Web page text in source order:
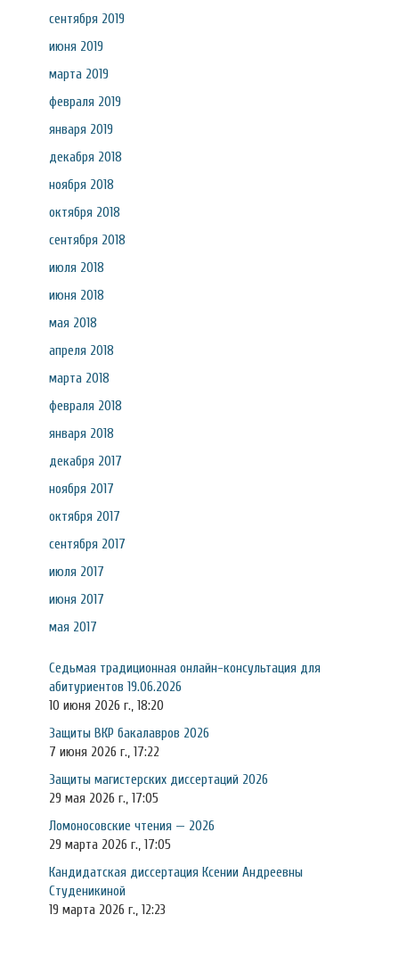
сентября 2019
июня 2019
марта 2019
февраля 2019
января 2019
декабря 2018
ноября 2018
октября 2018
сентября 2018
июля 2018
июня 2018
мая 2018
апреля 2018
марта 2018
февраля 2018
января 2018
декабря 2017
ноября 2017
октября 2017
сентября 2017
июля 2017
июня 2017
мая 2017
Седьмая традиционная онлайн-консультация для
абитуриентов 19.06.2026
10 июня 2026 г., 18:20
Защиты ВКР бакалавров 2026
7 июня 2026 г., 17:22
Защиты магистерских диссертаций 2026
29 мая 2026 г., 17:05
Ломоносовские чтения — 2026
29 марта 2026 г., 17:05
Кандидатская диссертация Ксении Андреевны
Студеникиной
19 марта 2026 г., 12:23